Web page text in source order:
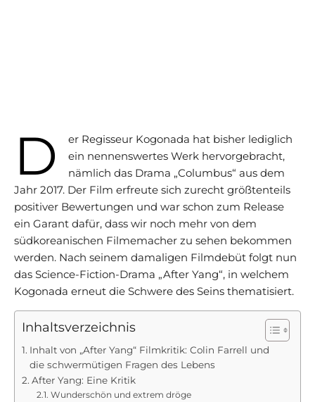
D
er Regisseur Kogonada hat bisher lediglich
ein nennenswertes Werk hervorgebracht,
nämlich das Drama „Columbus“ aus dem
Jahr 2017. Der Film erfreute sich zurecht größtenteils
positiver Bewertungen und war schon zum Release
ein Garant dafür, dass wir noch mehr von dem
südkoreanischen Filmemacher zu sehen bekommen
werden. Nach seinem damaligen Filmdebüt folgt nun
das Science-Fiction-Drama „After Yang“, in welchem
Kogonada erneut die Schwere des Seins thematisiert.
Inhaltsverzeichnis
Inhalt von „After Yang“ Filmkritik: Colin Farrell und
die schwermütigen Fragen des Lebens
After Yang: Eine Kritik
Wunderschön und extrem dröge